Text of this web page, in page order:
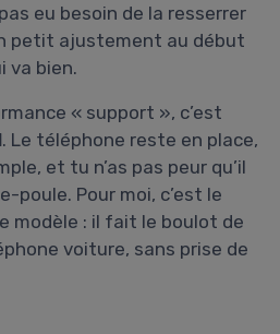
eu besoin de la resserrer
petit ajustement au début
va bien.
« support », c’est
. Le téléphone reste en place,
et tu n’as pas peur qu’il
poule. Pour moi, c’est le
modèle : il fait le boulot de
voiture, sans prise de